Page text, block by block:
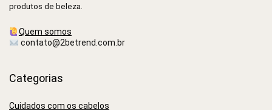
produtos de beleza.
Quem somos
contato@2betrend.com.br
Categorias
Cuidados com os cabelos